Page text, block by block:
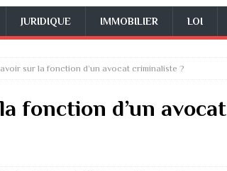
JURIDIQUE IMMOBILIER LOI
sur la fonction d’un avocat criminaliste ?
fonction d’un avocat